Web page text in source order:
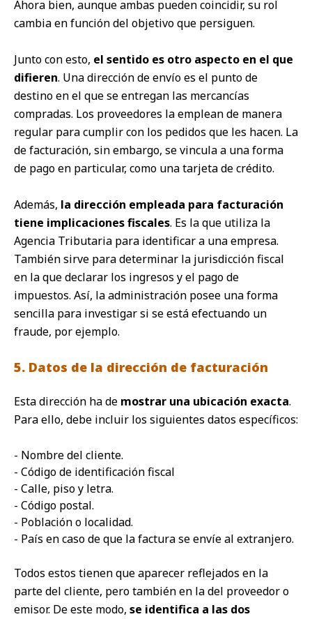
Ahora bien, aunque ambas pueden coincidir, su rol
cambia en función del objetivo que persiguen.
Junto con esto, el sentido es otro aspecto en el que
difieren. Una dirección de envío es el punto de
destino en el que se entregan las mercancías
compradas. Los proveedores la emplean de manera
regular para cumplir con los pedidos que les hacen. La
defacturación, sin embargo, se vincula a una forma
de pago en particular, como una tarjeta de crédito.
Además, la dirección empleada para facturación
tiene implicaciones fiscales. Es la que utiliza la
Agencia Tributaria para identificar a una empresa.
También sirve para determinar la jurisdicción fiscal
en la que declarar los ingresos y el pago de
impuestos. Así, la administración posee una forma
sencilla para investigar si se está efectuando un
fraude, por ejemplo.
5. Datos de la dirección de facturación
Esta dirección ha de mostrar una ubicación exacta.
Para ello, debe incluir los siguientes datos específicos:
- Nombre del cliente.
- Código de identificación fiscal
- Calle, piso y letra.
- Código postal.
- Población o localidad.
- País en caso de que la factura se envíe al extranjero.
Todos estos tienen que aparecer reflejados en la
parte del cliente, pero también en la del proveedor o
emisor. De este modo, se identifica a las dos